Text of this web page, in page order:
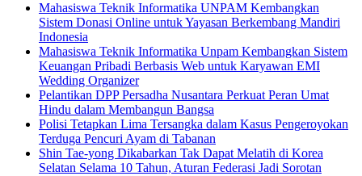
Mahasiswa Teknik Informatika UNPAM Kembangkan
Sistem Donasi Online untuk Yayasan Berkembang Mandiri
Indonesia
Mahasiswa Teknik Informatika Unpam Kembangkan Sistem
Keuangan Pribadi Berbasis Web untuk Karyawan EMI
Wedding Organizer
Pelantikan DPP Persadha Nusantara Perkuat Peran Umat
Hindu dalam Membangun Bangsa
Polisi Tetapkan Lima Tersangka dalam Kasus Pengeroyokan
Terduga Pencuri Ayam di Tabanan
Shin Tae-yong Dikabarkan Tak Dapat Melatih di Korea
Selatan Selama 10 Tahun, Aturan Federasi Jadi Sorotan